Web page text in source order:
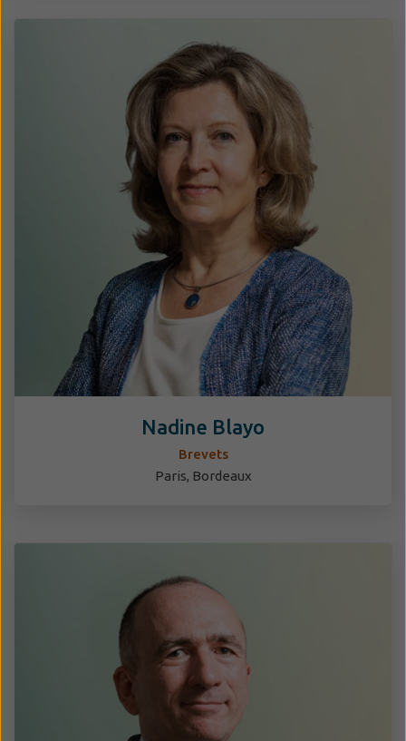
Nadine Blayo
Brevets
Paris, Bordeaux